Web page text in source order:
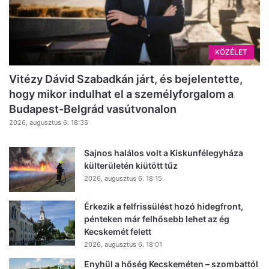
KÖZÉLET
Vitézy Dávid Szabadkán járt, és bejelentette,
hogy mikor indulhat el a személyforgalom a
Budapest-Belgrád vasútvonalon
2026, augusztus 6. 18:35
Sajnos halálos volt a Kiskunfélegyháza
külterületén kiütött tűz
2026, augusztus 6. 18:15
Érkezik a felfrissülést hozó hidegfront,
pénteken már felhősebb lehet az ég
Kecskemét felett
2026, augusztus 6. 18:01
Enyhül a hőség Kecskeméten – szombattól